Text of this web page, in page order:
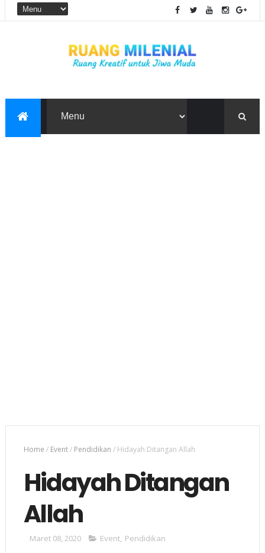
Home / Event/ Pendidikan / Hidayah Ditangan Allah
Hidayah Ditangan
Allah
Maret 08, 2020 Event, Pendidikan